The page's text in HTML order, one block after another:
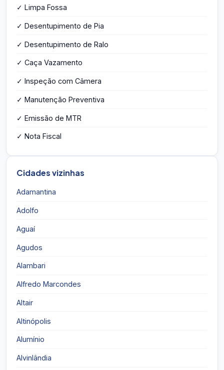
✓ Limpa Fossa
✓ Desentupimento de Pia
✓ Desentupimento de Ralo
✓ Caça Vazamento
✓ Inspeção com Câmera
✓ Manutenção Preventiva
✓ Emissão de MTR
✓ Nota Fiscal
Cidades vizinhas
Adamantina
Adolfo
Aguaí
Agudos
Alambari
Alfredo Marcondes
Altair
Altinópolis
Alumínio
Alvinlândia